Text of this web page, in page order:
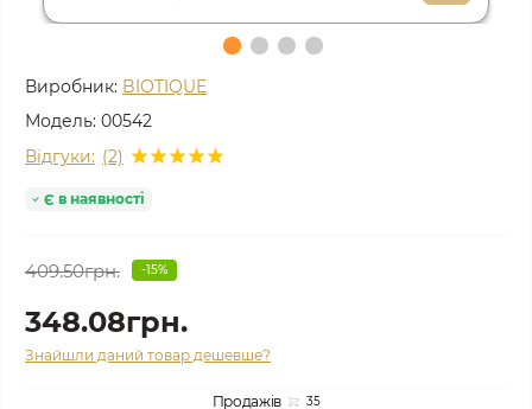
Виробник: BIOTIQUE
Модель: 00542
Відгуки: (2)
Є в наявності
409.50грн. -15%
348.08грн.
Знайшли даний товар дешевше?
Продажів 35